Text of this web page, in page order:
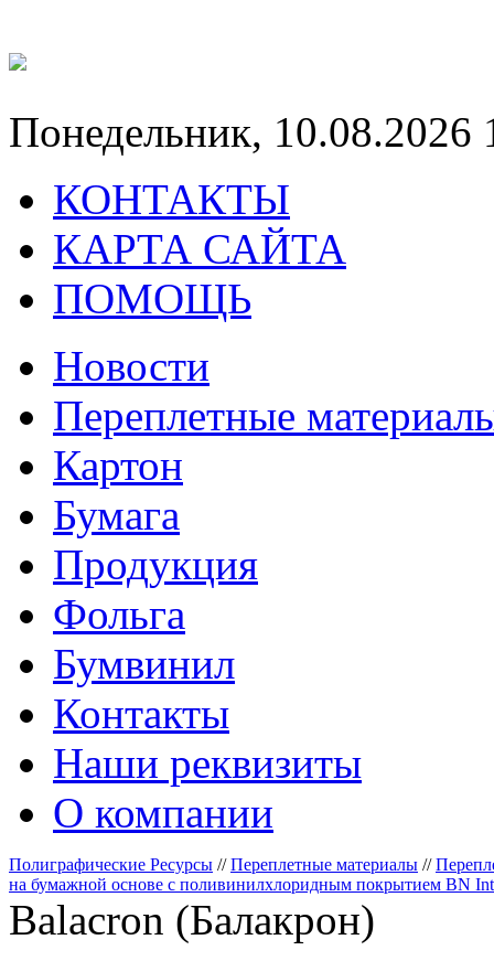
Понедельник, 10.08.2026
КОНТАКТЫ
КАРТА САЙТА
ПОМОЩЬ
Новости
Переплетные
Картон
Бумага
Продукция
Фольга
Бумвинил
Контакты
Наши реквизиты
О компании
Полиграфические Ресурсы //Переплетные материалы //
на бумажной основе с поливинилхлоридным покрытием BN
Balacron (Балакрон)